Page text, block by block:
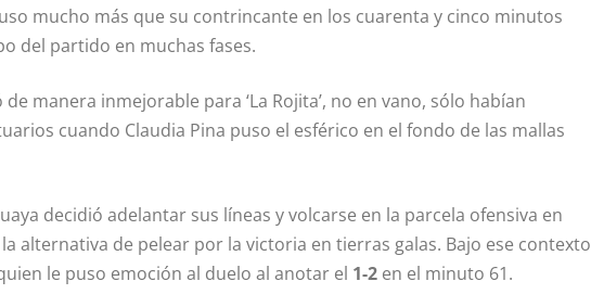
mucho más que su contrincante en los cuarenta y cinco minutos
del partido en muchas fases.
manera inmejorable para ‘La Rojita’, no en vano, sólo habían
cuando Claudia Pina puso el esférico en el fondo de las mallas
decidió adelantar sus líneas y volcarse en la parcela ofensiva en
alternativa de pelear por la victoria en tierras galas. Bajo ese contexto
le puso emoción al duelo al anotar el 1-2 en el minuto 61.